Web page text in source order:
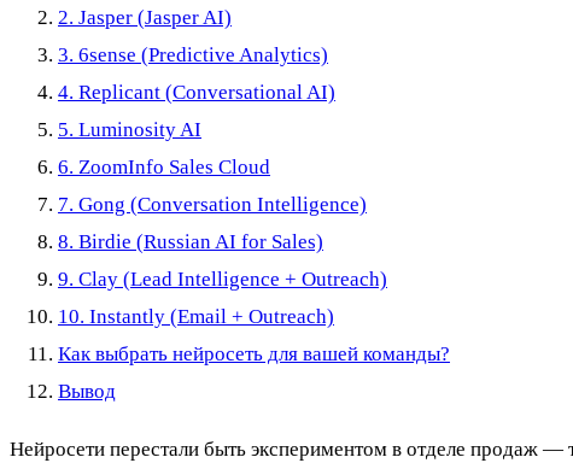
2. Jasper (Jasper AI)
3. 6sense (Predictive Analytics)
4. Replicant (Conversational AI)
5. Luminosity AI
6. ZoomInfo Sales Cloud
7. Gong (Conversation Intelligence)
8. Birdie (Russian AI for Sales)
9. Clay (Lead Intelligence + Outreach)
10. Instantly (Email + Outreach)
Как выбрать нейросеть для вашей команды?
Вывод
Нейросети перестали быть экспериментом в отделе продаж